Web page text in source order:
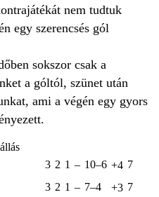
nem tudtuk
egy szerencsés gól
sokszor csak a
a góltól, szünet után
ami a végén egy gyors
3 2 1 – 10–6 +4 7
3 2 1 – 7–4 +3 7